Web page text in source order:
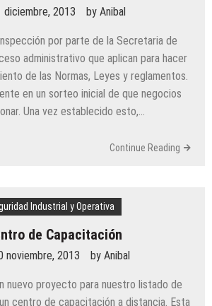
diciembre, 2013 by Anibal
por parte de la Secretaria de
administrativo que aplican para hacer
de las Normas, Leyes y reglamentos.
en un sorteo inicial de que negocios
Una vez establecido esto,…
Continue Reading
Industrial y Operativa
de Capacitación
noviembre, 2013 by Anibal
nuevo proyecto para nuestro listado de
centro de capacitación a distancia. Esta